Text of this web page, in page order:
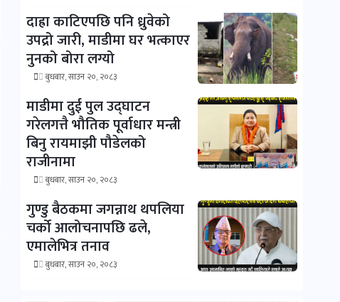
दाह्रा काटिएपछि पनि ध्रुवेको
उपद्रो जारी, माडीमा घर भत्काएर
नुनको बोरा लग्यो
बुधबार, साउन २०, २०८३
माडीमा दुई पुल उद्घाटन
गरेलगत्तै भौतिक पूर्वाधार मन्त्री
बिनु रायमाझी पौडेलको
राजीनामा
बुधबार, साउन २०, २०८३
गुण्डु बैठकमा जगन्नाथ थपलिया
चर्को आलोचनापछि ढले,
एमालेभित्र तनाव
बुधबार, साउन २०, २०८३